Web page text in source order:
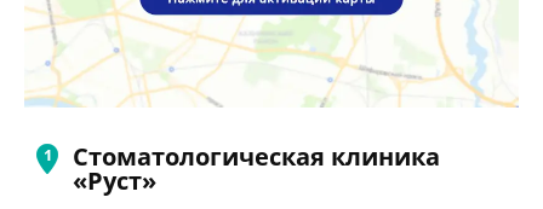
Стоматологическая клиника
«Руст»